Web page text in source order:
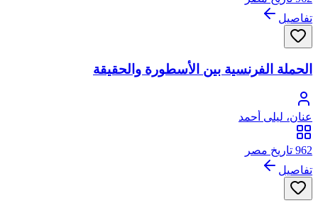
تفاصيل
الحملة الفرنسية بين الأسطورة والحقيقة
عنان، ليلى أحمد
962 تاريخ مصر
تفاصيل